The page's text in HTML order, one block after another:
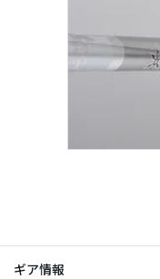
ギア情報